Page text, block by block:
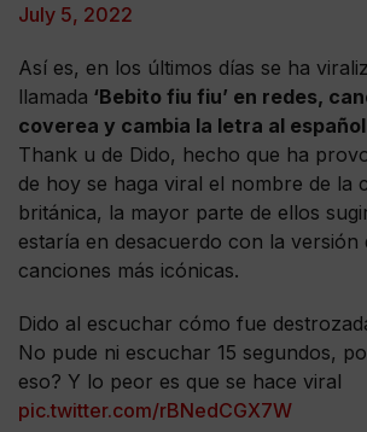
July 5, 2022
Así es, en los últimos días se ha
llamada ‘Bebito fiu fiu’ en redes,
coverea y cambia la letra al
Thank u de Dido, hecho que ha
de hoy se haga viral el nombre de la
británica, la mayor parte de ellos
estaría en desacuerdo con la versión
canciones más icónicas.
Dido al escuchar cómo fue
No pude ni escuchar 15 segundos,
eso? Y lo peor es que se hace viral
pic.twitter.com/rBNedCGX7W